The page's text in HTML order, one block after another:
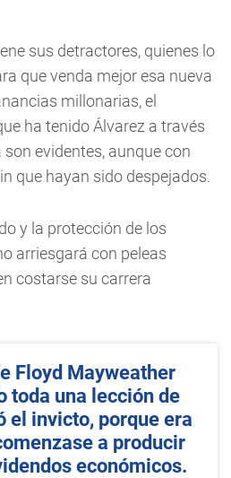
sus detractores, quienes lo
que venda mejor esa nueva
millonarias, el
ha tenido Álvarez a través
evidentes, aunque con
que hayan sido despejados.
y la protección de los
arriesgará con peleas
costarse su carrera
Floyd Mayweather
toda una lección de
el invicto, porque era
a producir
económicos.